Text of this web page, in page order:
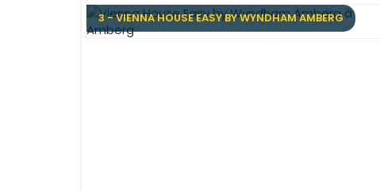
3 - VIENNA HOUSE EASY BY WYNDHAM AMBERG